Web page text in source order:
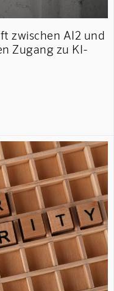
zwischen AI2 und
Zugang zu KI-